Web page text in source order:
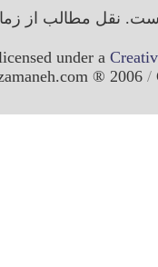
نقل مطالب از
under a
/